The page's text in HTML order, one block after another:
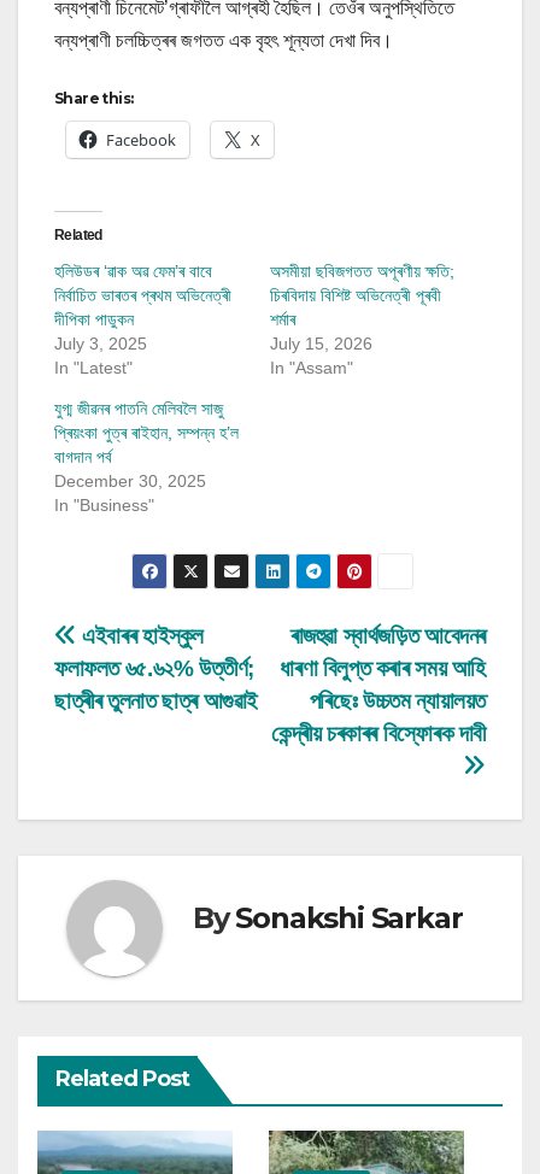
বন্যপ্ৰাণী চিনেমেট’গ্ৰাফীলৈ আগ্ৰহী হৈছিল। তেওঁৰ অনুপস্থিতিতে
বন্যপ্ৰাণী চলচ্চিত্ৰৰ জগতত এক বৃহৎ শূন্যতা দেখা দিব।
Share this:
Facebook X
Related
হলিউডৰ ‘ৱাক অৱ ফেম’ৰ বাবে
নিৰ্বাচিত ভাৰতৰ প্ৰথম অভিনেত্ৰী
দীপিকা পাডুকন
July 3, 2025
In "Latest"
অসমীয়া ছবিজগতত অপূৰণীয় ক্ষতি;
চিৰবিদায় বিশিষ্ট অভিনেত্ৰী পূৰবী
শৰ্মাৰ
July 15, 2026
In "Assam"
যুগ্ম জীৱনৰ পাতনি মেলিবলৈ সাজু
প্ৰিয়ংকা পুত্ৰ ৰাইহান, সম্পন্ন হ’ল
বাগদান পৰ্ব
December 30, 2025
In "Business"
Post
navigation
ৰাজহুৱা স্বাৰ্থজড়িত আবেদনৰ
ধাৰণা বিলুপ্ত কৰাৰ সময় আহি
পৰিছেঃ উচ্চতম ন্যায়ালয়ত
কেন্দ্ৰীয় চৰকাৰৰ বিস্ফোৰক দাবী
এইবাৰৰ হাইস্কুল
ফলাফলত ৬৫.৬২% উত্তীৰ্ণ;
ছাত্ৰীৰ তুলনাত ছাত্ৰ আগুৱাই
BySonakshi Sarkar
Related Post